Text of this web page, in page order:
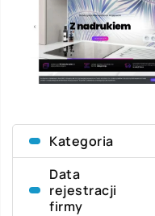
Kategoria
Data
rejestracji
firmy